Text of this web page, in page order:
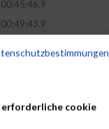
00:45:46.9
00:49:43.9
01:00:11.6
erforderliche cookie